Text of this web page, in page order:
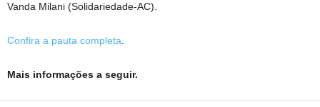
Vanda Milani (Solidariedade-AC).
Confira a pauta completa
Mais informações a seguir.